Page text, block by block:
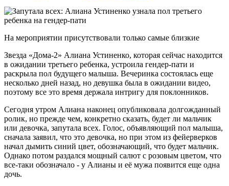
На мероприятии присутствовали только самые близкие
Звезда «Дома-2» Алиана Устиненко, которая сейчас находится
в ожидании третьего ребенка, устроила гендер-пати и
раскрыла пол будущего малыша. Вечеринка состоялась еще
несколько дней назад, но девушка была в ожидании видео,
поэтому все это время держала интригу для поклонников.
Сегодня утром Алиана наконец опубликовала долгожданный
ролик, но прежде чем, конкретно сказать, будет ли мальчик
или девочка, запутала всех. Голос, объявляющий пол малыша,
сначала заявил, что это девочка, но при этом из фейерверков
начал дымить синий цвет, обозначающий, что будет мальчик.
Однако потом раздался мощный салют с розовым цветом, что
все-таки обозначало - у Алианы и её мужа появится еще одна
дочь.